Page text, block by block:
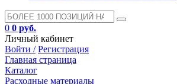
0 0 руб.
Личный кабинет
Войти / Регистрация
Главная страница
Каталог
Расходные материалы